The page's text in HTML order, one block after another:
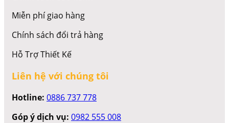
Miễn phí giao hàng
Chính sách đổi trả hàng
Hỗ Trợ Thiết Kế
Liên hệ với chúng tôi
Hotline: 0886 737 778
Góp ý dịch vụ: 0982 555 008